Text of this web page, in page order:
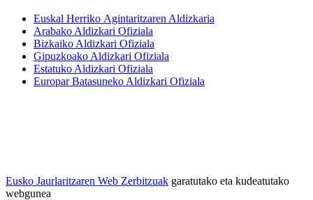
Euskal Herriko Agintaritzaren Aldizkaria
Arabako Aldizkari Ofiziala
Bizkaiko Aldizkari Ofiziala
Gipuzkoako Aldizkari Ofiziala
Estatuko Aldizkari Ofiziala
Europar Batasuneko Aldizkari Ofiziala
Eusko Jaurlaritzaren Web Zerbitzuak garatutako eta kudeatutako
webgunea